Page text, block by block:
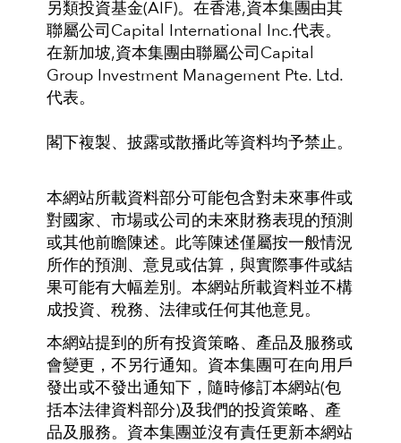
另類投資基金(AIF)。在香港,資本集團由其
聯屬公司Capital International Inc.代表。
在新加坡,資本集團由聯屬公司Capital
Group Investment Management Pte. Ltd.
代表。
閣下複製、披露或散播此等資料均予禁止。
本網站所載資料部分可能包含對未來事件或
對國家、市場或公司的未來財務表現的預測
或其他前瞻陳述。此等陳述僅屬按一般情況
所作的預測、意見或估算，與實際事件或結
果可能有大幅差別。本網站所載資料並不構
成投資、稅務、法律或任何其他意見。
本網站提到的所有投資策略、產品及服務或
會變更，不另行通知。資本集團可在向用戶
發出或不發出通知下，隨時修訂本網站(包
括本法律資料部分)及我們的投資策略、產
品及服務。資本集團並沒有責任更新本網站